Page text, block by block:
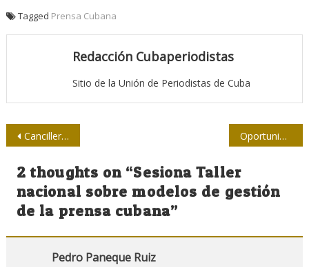
Tagged Prensa Cubana
Redacción Cubaperiodistas
Sitio de la Unión de Periodistas de Cuba
Navegación
de
entradas
Canciller cubano ante la prensa en EE.UU: retroceso en las relaciones se ha agravado Oportunidad para el cambio en la gestión de la prensa cubana
2 thoughts on “Sesiona Taller
nacional sobre modelos de gestión
de la prensa cubana”
Pedro Paneque Ruiz